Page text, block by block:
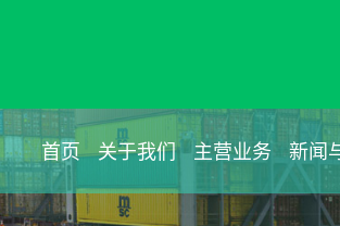
首页 关于我们 主营业务 新闻